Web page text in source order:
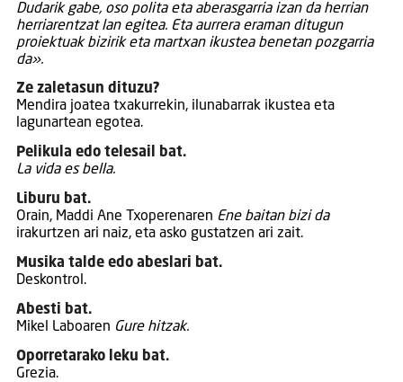
Dudarik gabe, oso polita eta aberasgarria izan da herrian
herriarentzat lan egitea. Eta aurrera eraman ditugun
proiektuak bizirik eta martxan ikustea benetan pozgarria
da».
Ze zaletasun dituzu?
Mendira joatea txakurrekin, ilunabarrak ikustea eta
lagunartean egotea.
Pelikula edo telesail bat.
La vida es bella.
Liburu bat.
Orain, Maddi Ane Txoperenaren Ene baitan bizi da
irakurtzen ari naiz, eta asko gustatzen ari zait.
Musika talde edo abeslari bat.
Deskontrol.
Abesti bat.
Mikel Laboaren Gure hitzak.
Oporretarako leku bat.
Grezia.